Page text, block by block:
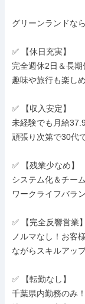
グリーンランドな
✅ 【休日充実】
完全週休2日＆長期
趣味や旅行も楽し
✅ 【収入安定】
未経験でも月給
頑張り次第で30代
✅ 【残業少なめ】
システム化＆チー
ワークライフバラ
✅ 【完全反響営業】
ノルマなし！お客
ながらスキルアッ
✅ 【転勤なし】
千葉県内勤務のみ！